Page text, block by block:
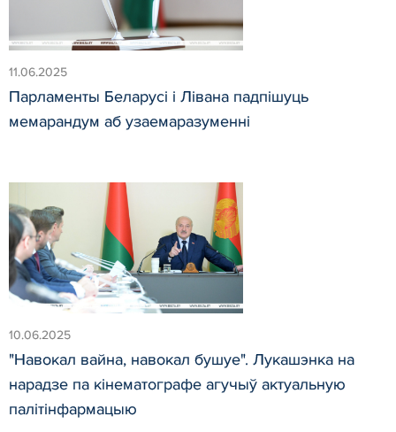
11.06.2025
Парламенты Беларусі і Лівана падпішуць
мемарандум аб узаемаразуменні
10.06.2025
"Навокал вайна, навокал бушуе". Лукашэнка на
нарадзе па кінематографе агучыў актуальную
палітінфармацыю